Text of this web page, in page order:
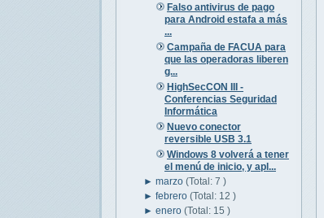
Falso antivirus de pago
para Android estafa a más
...
Campaña de FACUA para
que las operadoras liberen
g...
HighSecCON III -
Conferencias Seguridad
Informática
Nuevo conector
reversible USB 3.1
Windows 8 volverá a tener
el menú de inicio, y apl...
►marzo(Total: 7 )
►febrero(Total: 12 )
►enero(Total: 15 )